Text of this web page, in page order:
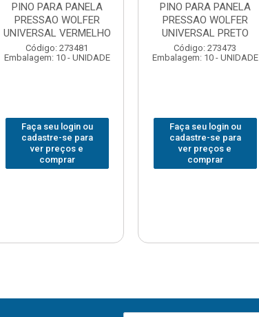
PINO PARA PANELA
PRESSAO WOLFER
UNIVERSAL VERMELHO
Código: 273481
Embalagem: 10 - UNIDADE
Faça seu login ou
cadastre-se para
ver preços e
comprar
PINO PARA PANELA
PRESSAO WOLFER
UNIVERSAL PRETO
Código: 273473
Embalagem: 10 - UNIDADE
Faça seu login ou
cadastre-se para
ver preços e
comprar